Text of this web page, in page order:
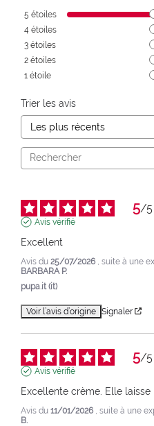
5 étoiles
4 étoiles
3 étoiles
2 étoiles
1 étoile
Trier les avis
5/5
Avis vérifié
Excellent
Avis du 25/07/2026 , suite à une
BARBARA P.
pupa.it (it)
Voir l’avis d’origine Signaler
5/5
Avis vérifié
Excellente crème. Elle
Avis du 11/01/2026 , suite à une
B.